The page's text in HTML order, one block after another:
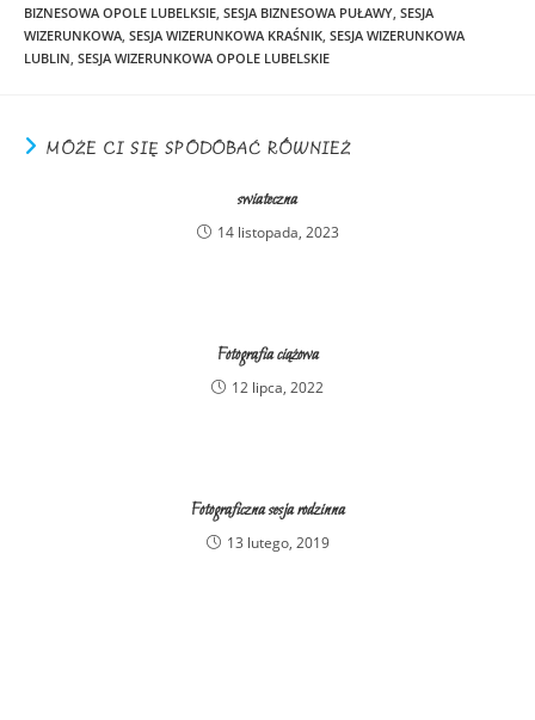
BIZNESOWA OPOLE LUBELKSIE, SESJA BIZNESOWA PUŁAWY, SESJA
WIZERUNKOWA, SESJA WIZERUNKOWA KRAŚNIK, SESJA WIZERUNKOWA
LUBLIN, SESJA WIZERUNKOWA OPOLE LUBELSKIE
MOŻE CI SIĘ SPODOBAĆ RÓWNIEŻ
swiateczna
14 listopada, 2023
Fotografia ciążowa
12 lipca, 2022
Fotograficzna sesja rodzinna
13 lutego, 2019